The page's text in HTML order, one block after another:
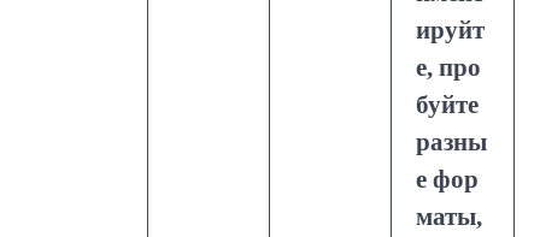
ируйт
е, про
буйте
разны
е фор
маты,